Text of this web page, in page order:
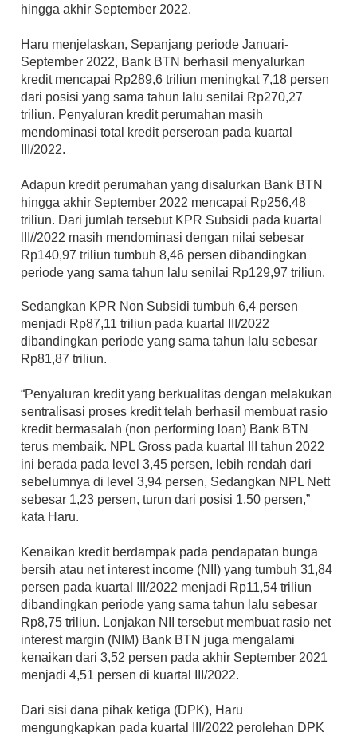
hingga akhir September 2022.
Haru menjelaskan, Sepanjang periode Januari-
September 2022, Bank BTN berhasil menyalurkan
kredit mencapai Rp289,6 triliun meningkat 7,18 persen
dari posisi yang sama tahun lalu senilai Rp270,27
triliun. Penyaluran kredit perumahan masih
mendominasi total kredit perseroan pada kuartal
III/2022.
Adapun kredit perumahan yang disalurkan Bank BTN
hingga akhir September 2022 mencapai Rp256,48
triliun. Dari jumlah tersebut KPR Subsidi pada kuartal
lII//2022 masih mendominasi dengan nilai sebesar
Rp140,97 triliun tumbuh 8,46 persen dibandingkan
periode yang sama tahun lalu senilai Rp129,97 triliun.
Sedangkan KPR Non Subsidi tumbuh 6,4 persen
menjadi Rp87,11 triliun pada kuartal III/2022
dibandingkan periode yang sama tahun lalu sebesar
Rp81,87 triliun.
“Penyaluran kredit yang berkualitas dengan melakukan
sentralisasi proses kredit telah berhasil membuat rasio
kredit bermasalah (non performing loan) Bank BTN
terus membaik. NPL Gross pada kuartal III tahun 2022
ini berada pada level 3,45 persen, lebih rendah dari
sebelumnya di level 3,94 persen, Sedangkan NPL Nett
sebesar 1,23 persen, turun dari posisi 1,50 persen,”
kata Haru.
Kenaikan kredit berdampak pada pendapatan bunga
bersih atau net interest income (NII) yang tumbuh 31,84
persen pada kuartal III/2022 menjadi Rp11,54 triliun
dibandingkan periode yang sama tahun lalu sebesar
Rp8,75 triliun. Lonjakan NII tersebut membuat rasio net
interest margin (NIM) Bank BTN juga mengalami
kenaikan dari 3,52 persen pada akhir September 2021
menjadi 4,51 persen di kuartal III/2022.
Dari sisi dana pihak ketiga (DPK), Haru
mengungkapkan pada kuartal III/2022 perolehan DPK